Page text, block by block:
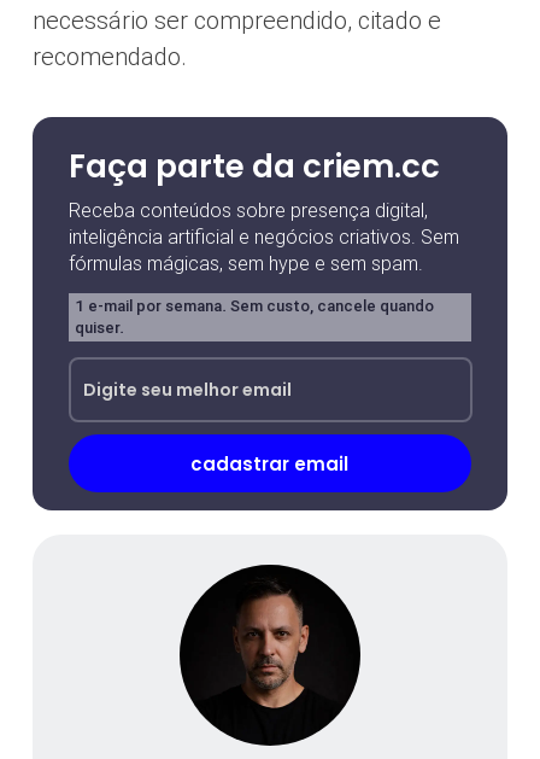
necessário ser compreendido, citado e
recomendado.
Faça parte da criem.cc
Receba conteúdos sobre presença digital,
inteligência artificial e negócios criativos. Sem
fórmulas mágicas, sem hype e sem spam.
1 e-mail por semana. Sem custo, cancele quando
quiser.